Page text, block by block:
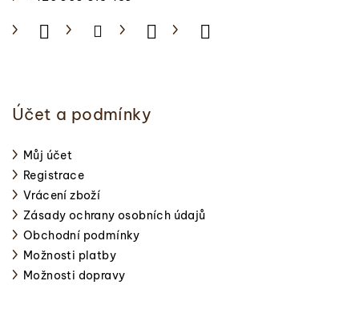
Účet a podmínky
Můj účet
Registrace
Vrácení zboží
Zásady ochrany osobních údajů
Obchodní podmínky
Možnosti platby
Možnosti dopravy